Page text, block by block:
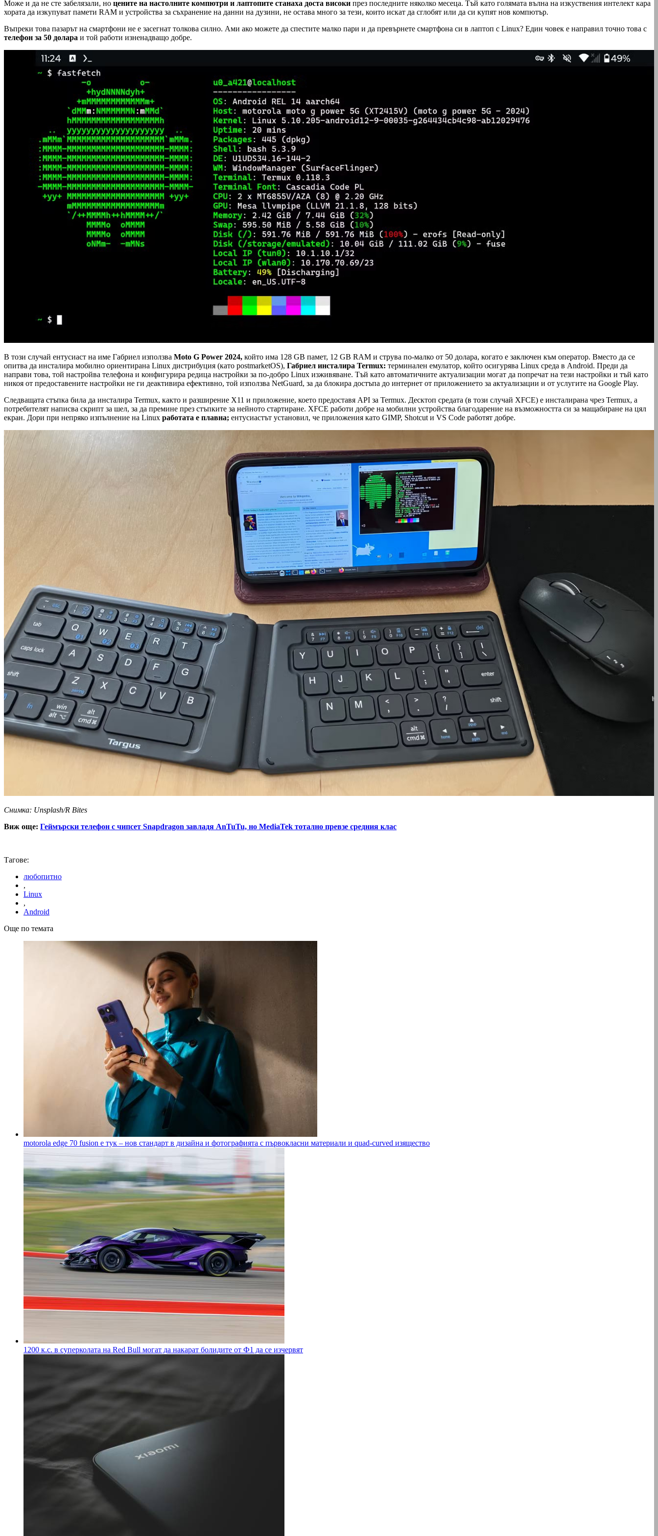
Може и да не сте забелязали, но цените на настолните компютри и лаптопите станаха доста високи през последните няколко месеца. Тъй като голямата вълна на изкуствения интелект кара
хората да изкупуват памети RAM и устройства за съхранение на данни на дузини, не остава много за тези, които искат да сглобят или да си купят нов компютър.
Въпреки това пазарът на смартфони не е засегнат толкова силно. Ами ако можете да спестите малко пари и да превърнете смартфона си в лаптоп с Linux? Един човек е направил точно това с
телефон за 50 долара и той работи изненадващо добре.
В този случай ентусиаст на име Габриел използва Moto G Power 2024, който има 128 GB памет, 12 GB RAM и струва по-малко от 50 долара, когато е заключен към оператор. Вместо да се
опитва да инсталира мобилно ориентирана Linux дистрибуция (като postmarketOS), Габриел инсталира Termux: терминален емулатор, който осигурява Linux среда в Android. Преди да
направи това, той настройва телефона и конфигурира редица настройки за по-добро Linux изживяване. Тъй като автоматичните актуализации могат да попречат на тези настройки и тъй като
никоя от предоставените настройки не ги деактивира ефективно, той използва NetGuard, за да блокира достъпа до интернет от приложението за актуализации и от услугите на Google Play.
Следващата стъпка била да инсталира Termux, както и разширение X11 и приложение, което предоставя API за Termux. Десктоп средата (в този случай XFCE) е инсталирана чрез Termux, а
потребителят написва скрипт за шел, за да премине през стъпките за нейното стартиране. XFCE работи добре на мобилни устройства благодарение на възможността си за мащабиране на цял
екран. Дори при непряко изпълнение на Linux работата е плавна; ентусиастът установил, че приложения като GIMP, Shotcut и VS Code работят добре.
Снимка: Unsplash/R Bites
Виж още: Геймърски телефон с чипсет Snapdragon завладя AnTuTu, но MediaTek тотално превзе средния клас
Тагове:
любопитно
,
Linux
,
Android
Още по темата
motorola edge 70 fusion е тук – нов стандарт в дизайна и фотографията с първокласни материали и quad-curved изящество
1200 к.с. в суперколата на Red Bull могат да накарат болидите от Ф1 да се изчервят